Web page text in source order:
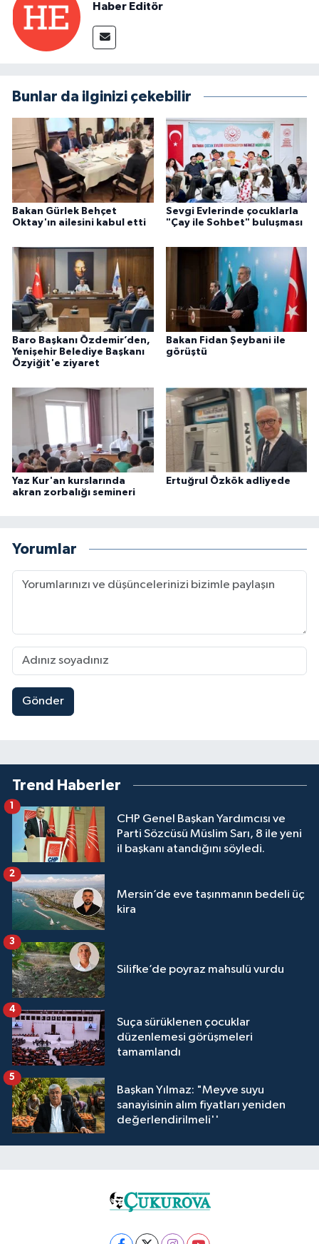
Haber Editör
Bunlar da ilginizi çekebilir
Bakan Gürlek Behçet
Oktay'ın ailesini kabul etti
Sevgi Evlerinde çocuklarla
"Çay ile Sohbet" buluşması
Baro Başkanı Özdemir’den,
Yenişehir Belediye Başkanı
Özyiğit'e ziyaret
Bakan Fidan Şeybani ile
görüştü
Yaz Kur'an kurslarında
akran zorbalığı semineri
Ertuğrul Özkök adliyede
Yorumlar
Gönder
Trend Haberler
CHP Genel Başkan Yardımcısı ve
Parti Sözcüsü Müslim Sarı, 8 ile yeni
il başkanı atandığını söyledi.
1
Mersin’de eve taşınmanın bedeli üç
kira
2
Silifke’de poyraz mahsulü vurdu
3
Suça sürüklenen çocuklar
düzenlemesi görüşmeleri
tamamlandı
4
Başkan Yılmaz: "Meyve suyu
sanayisinin alım fiyatları yeniden
değerlendirilmeli''
5